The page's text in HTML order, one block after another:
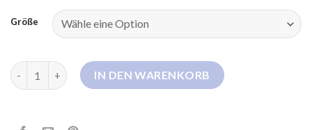
Größe
marc cain steppjacke MengeIN DEN WARENKORB